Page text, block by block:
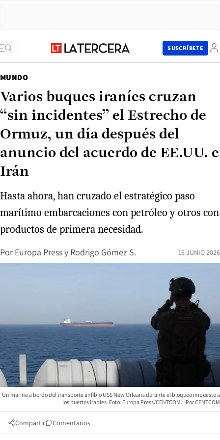
SUSCRÍBETE
MUNDO
Varios buques iraníes cruzan
“sin incidentes” el Estrecho de
Ormuz, un día después del
anuncio del acuerdo de EE.UU. e
Irán
Hasta ahora, han cruzado el estratégico paso
marítimo embarcaciones con petróleo y otros con
productos de primera necesidad.
Por Europa Pressy Rodrigo Gómez S. 16 JUNIO 2026
Un marine a bordo del transporte anfibio USS New Orleans durante el bloqueo impuesto a
los puertos iraníes. Foto: Europa Press/CENTCOM.
CENTCOM
Compartir Comentarios